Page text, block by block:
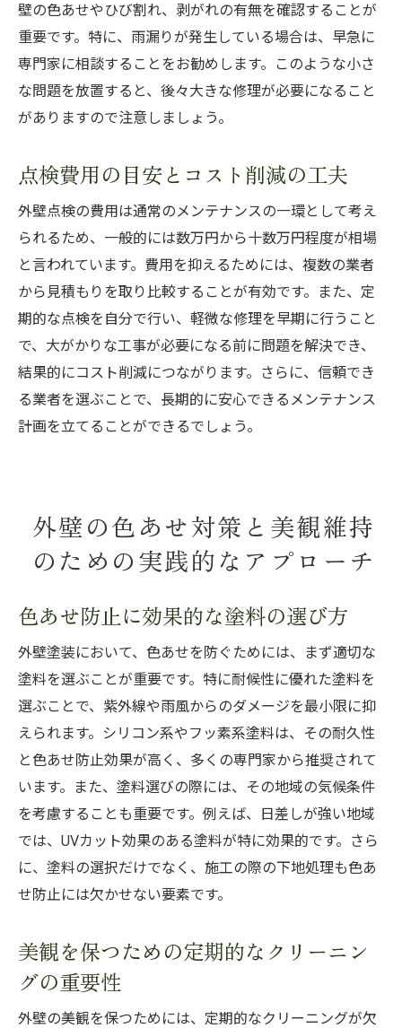
壁の色あせやひび割れ、剥がれの有無を確認することが
重要です。特に、雨漏りが発生している場合は、早急に
専門家に相談することをお勧めします。このような小さ
な問題を放置すると、後々大きな修理が必要になること
がありますので注意しましょう。
点検費用の目安とコスト削減の工夫
外壁点検の費用は通常のメンテナンスの一環として考え
られるため、一般的には数万円から十数万円程度が相場
と言われています。費用を抑えるためには、複数の業者
から見積もりを取り比較することが有効です。また、定
期的な点検を自分で行い、軽微な修理を早期に行うこと
で、大がかりな工事が必要になる前に問題を解決でき、
結果的にコスト削減につながります。さらに、信頼でき
る業者を選ぶことで、長期的に安心できるメンテナンス
計画を立てることができるでしょう。
外壁の色あせ対策と美観維持
のための実践的なアプローチ
色あせ防止に効果的な塗料の選び方
外壁塗装において、色あせを防ぐためには、まず適切な
塗料を選ぶことが重要です。特に耐候性に優れた塗料を
選ぶことで、紫外線や雨風からのダメージを最小限に抑
えられます。シリコン系やフッ素系塗料は、その耐久性
と色あせ防止効果が高く、多くの専門家から推奨されて
います。また、塗料選びの際には、その地域の気候条件
を考慮することも重要です。例えば、日差しが強い地域
では、UVカット効果のある塗料が特に効果的です。さら
に、塗料の選択だけでなく、施工の際の下地処理も色あ
せ防止には欠かせない要素です。
美観を保つための定期的なクリーニン
グの重要性
外壁の美観を保つためには、定期的なクリーニングが欠